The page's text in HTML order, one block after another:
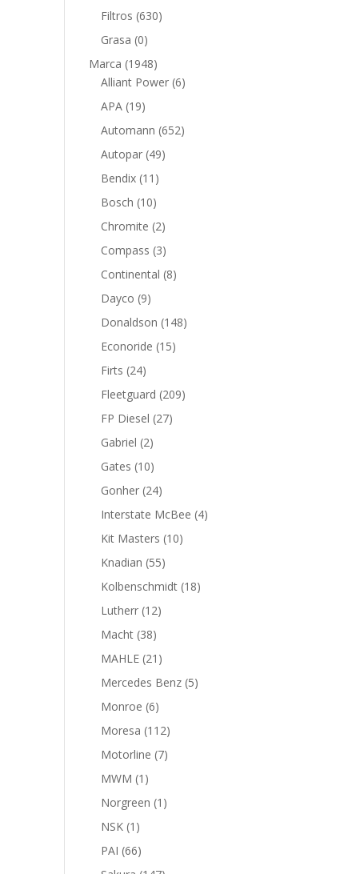
Filtros 630630
Grasa 00
productos
Marca 19481948
productos
Alliant Power 66
APA 1919
productos
Automann 652652
Autopar 4949
Bendix 11 11
productos
Bosch 1010
productos
Chromite 22
productos
Compass 33
productos
Continental 88
Dayco 99
productos
Donaldson 148148
Econoride 1515
Firts 2424
productos
Fleetguard 209209
FP Diesel 2727
Gabriel 22
productos
Gates 1010
productos
Gonher 2424
productos
Interstate McBee 44
Kit Masters 1010
Knadian 5555
productos
Kolbenschmidt 1818
Lutherr 1212
Macht 3838
productos
MAHLE 21 21
productos
Mercedes Benz 55
Monroe 66
productos
Moresa 112112
productos
Motorline 77
MWM 1 1
producto
Norgreen 1 1
NSK 1 1
producto
PAI 6666
productos